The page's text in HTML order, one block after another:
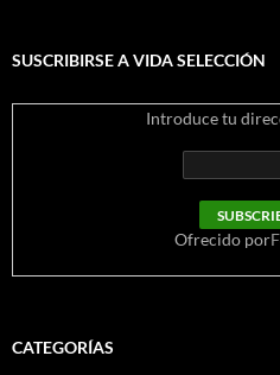
SUSCRIBIRSE A VIDA SELECCIÓN
Introduce tu
Ofrecido por
CATEGORÍAS